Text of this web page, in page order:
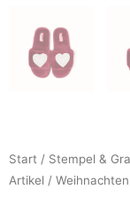
Start / Stempel &
Artikel / Weihnachten